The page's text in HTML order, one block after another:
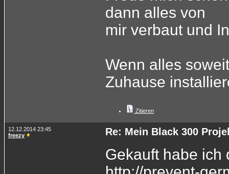
dann alles von
mir verbaut und
Wenn alles
Zuhause
Zitieren
12.12.2014 23:45
freezy
Re: Mein Black 300
Gekauft habe ich